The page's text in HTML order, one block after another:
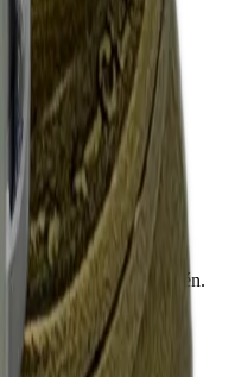
a tűzvédelem terén.
tűzoltó
fontos részei. Ennek
tartozó